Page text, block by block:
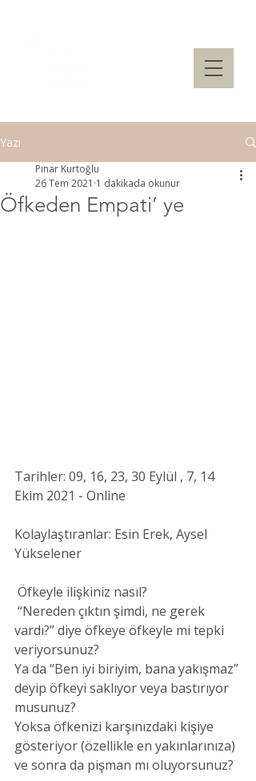
Yazı
Öfkeden Empati’ ye
Pınar Kurtoğlu
26 Tem 2021 1 dakikada okunur
Tarihler: 09, 16, 23, 30 Eylül , 7, 14
Ekim 2021 - Online
Kolaylaştıranlar: Esin Erek, Aysel
Yükselener
Öfkeyle ilişkiniz nasıl?
vardı?” diye öfkeye öfkeyle mi tepki
veriyorsunuz?
Ya da “Ben iyi biriyim, bana yakışmaz”
deyip öfkeyi saklıyor veya bastırıyor
musunuz?
Yoksa öfkenizi karşınızdaki kişiye
gösteriyor (özellikle en yakınlarınıza)
ve sonra da pişman mı oluyorsunuz?